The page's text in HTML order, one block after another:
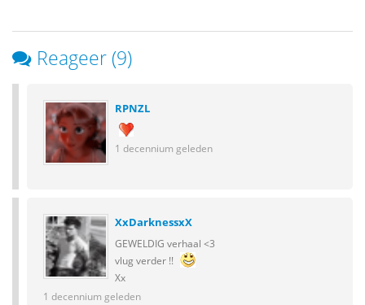
Reageer (9)
RPNZL
1 decennium geleden
XxDarknessxX
GEWELDIG verhaal <3
vlug verder !!
Xx
1 decennium geleden